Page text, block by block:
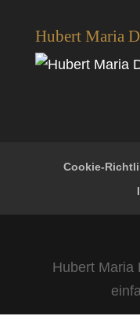
Hubert Maria
Cookie-
Hubert Maria